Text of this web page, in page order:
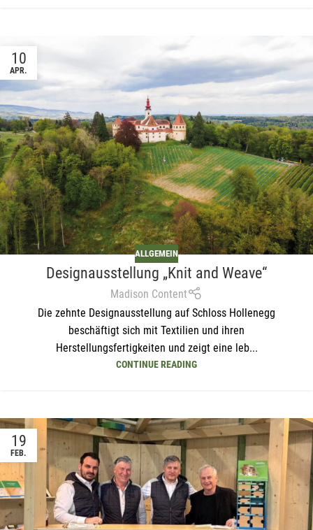
10
APR.
ALLGEMEIN
Designausstellung „Knit and Weave“
Madison Content
Die zehnte Designausstellung auf Schloss Hollenegg
beschäftigt sich mit Textilien und ihren
Herstellungsfertigkeiten und zeigt eine leb...
CONTINUE READING
19
FEB.